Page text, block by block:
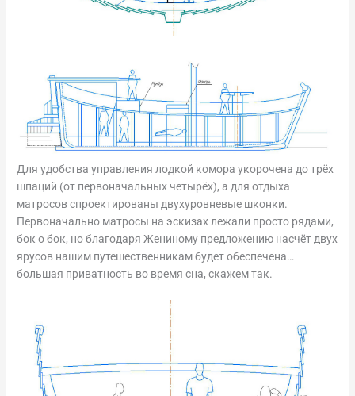
Для удобства управления лодкой комора укорочена до трёх
шпаций (от первоначальных четырёх), а для отдыха
матросов спроектированы двухуровневые шконки.
Первоначально матросы на эскизах лежали просто рядами,
бок о бок, но благодаря Жениному предложению насчёт двух
ярусов нашим путешественникам будет обеспечена…
большая приватность во время сна, скажем так.